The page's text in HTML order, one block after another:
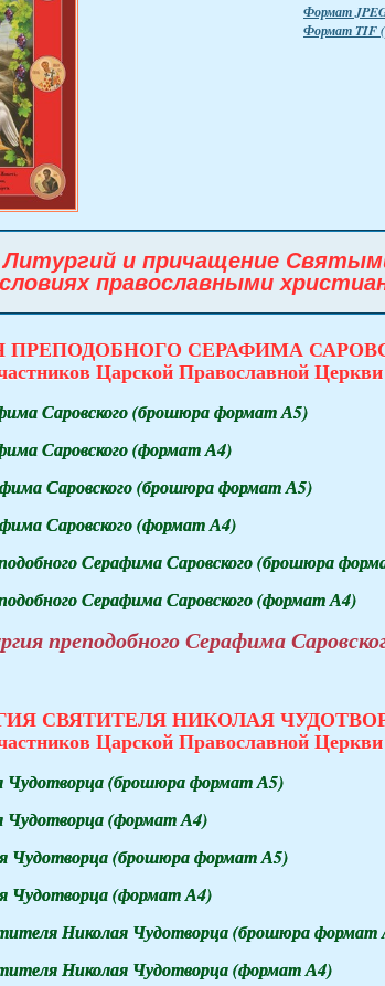
Формат
Формат TIF
и причащение
православными
ПРЕПОДОБНОГО СЕРАФИМА
Царской Православной Церкви
Саровского (брошюра формат А5)
Саровского (формат А4)
Саровского (брошюра формат А5)
Саровского (формат А4)
Серафима Саровского (брошюра
Серафима Саровского (формат А4)
преподобного Серафима
СВЯТИТЕЛЯ НИКОЛАЯ
Царской Православной Церкви
(брошюра формат А5)
(формат А4)
Чудотворца (брошюра формат А5)
Чудотворца (формат А4)
Николая Чудотворца (брошюра формат
Николая Чудотворца (формат А4)